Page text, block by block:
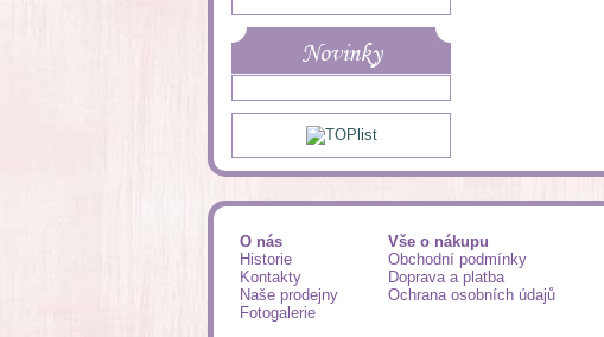
Novinky
O nás
Historie
Kontakty
Naše prodejny
Fotogalerie
Vše o nákupu
Obchodní podmínky
Doprava a platba
Ochrana osobních údajů